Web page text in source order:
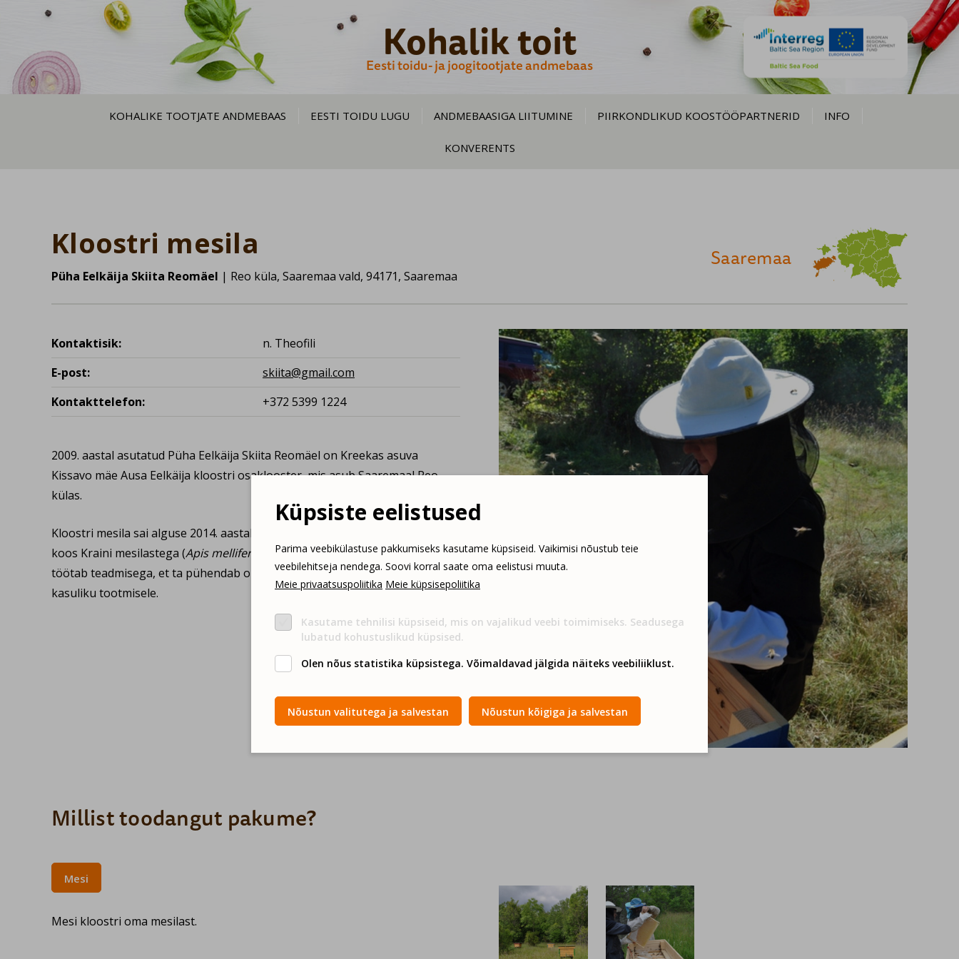
Küpsiste eelistused
Parima veebikülastuse pakkumiseks kasutame küpsiseid. Vaikimisi nõustub teie
veebilehitseja nendega. Soovi korral saate oma eelistusi muuta.
Meie privaatsuspoliitika Meie küpsisepoliitika
Kasutame tehnilisi küpsiseid, mis on vajalikud veebi toimimiseks. Seadusega
lubatud kohustuslikud küpsised.
Olen nõus statistika küpsistega. Võimaldavad jälgida näiteks veebiliiklust.
Nõustun valitutega ja salvestan Nõustun kõigiga ja salvestan
Kohalik toit
Eesti toidu- ja joogitootjate andmebaas
KOHALIKE TOOTJATE ANDMEBAAS EESTI TOIDU LUGU ANDMEBAASIGA LIITUMINE PIIRKONDLIKUD KOOSTÖÖPARTNERID INFO
KONVERENTS
Kloostri mesila
Püha Eelkäija Skiita Reomäel | Reo küla, Saaremaa vald, 94171, Saaremaa
Saaremaa
Kontaktisik:
n. Theofili
E-post:
skiita@gmail.com
Kontakttelefon:
+372 5399 1224
2009. aastal asutatud Püha Eelkäija Skiita Reomäel on Kreekas asuva
Kissavo mäe Ausa Eelkäija kloostri osaklooster, mis asub Saaremaal Reo
külas.
Kloostri mesila sai alguse 2014. aastal, kui soetati esimesed kolm lamavtaru
koos Kraini mesilastega (Apis mellifera carnica Pollm). Meie kloostri mesinik
töötab teadmisega, et ta pühendab oma aega ja jõudu millegi tõeliselt
kasuliku tootmisele.
Millist toodangut pakume?
Mesi
Mesi kloostri oma mesilast.